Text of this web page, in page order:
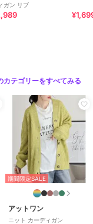
ているモニター・PC
がございます。
。
ガン リブ
カテゴリーをすべてみる
期間限定SALE
アットワン
ニット カーディガン